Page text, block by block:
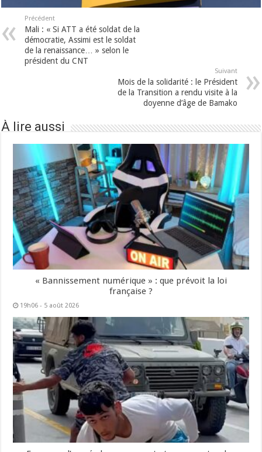
Précédent
Mali : « Si ATT a été soldat de la
démocratie, Assimi est le soldat
de la renaissance… » selon le
président du CNT
Suivant
Mois de la solidarité : le Président
de la Transition a rendu visite à la
doyenne d’âge de Bamako
À lire aussi
« Bannissement numérique » : que prévoit la loi
française ?
19h06 - 5 août 2026